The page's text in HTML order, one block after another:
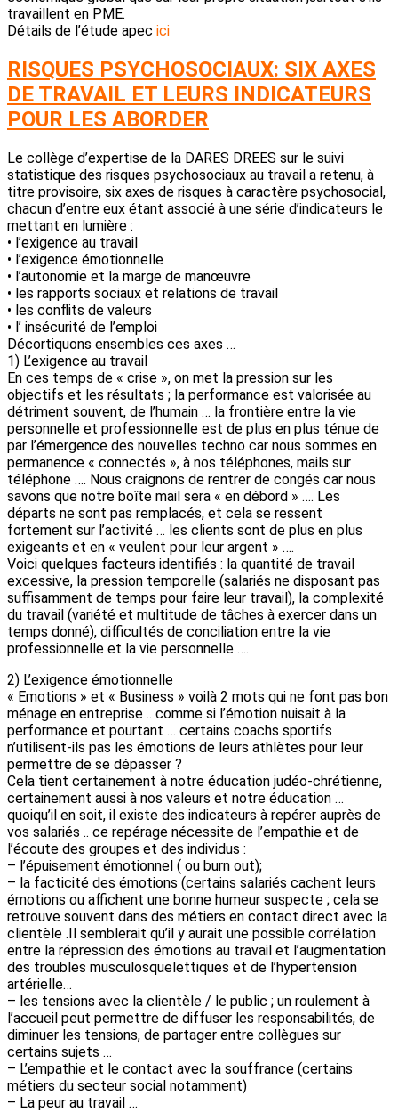
travaillent en PME.
Détails de l’étude apec ici
RISQUES PSYCHOSOCIAUX: SIX AXES
DE TRAVAIL ET LEURS INDICATEURS
POUR LES ABORDER
Le collège d’expertise de la DARES DREES sur le suivi
statistique des risques psychosociaux au travail a retenu, à
titre provisoire, six axes de risques à caractère psychosocial,
chacun d’entre eux étant associé à une série d’indicateurs le
mettant en lumière :
• l’exigence au travail
• l’exigence émotionnelle
• l’autonomie et la marge de manœuvre
• les rapports sociaux et relations de travail
• les conflits de valeurs
• l’ insécurité de l’emploi
Décortiquons ensembles ces axes …
1) L’exigence au travail
En ces temps de « crise », on met la pression sur les
objectifs et les résultats ; la performance est valorisée au
détriment souvent, de l’humain … la frontière entre la vie
personnelle et professionnelle est de plus en plus ténue de
par l’émergence des nouvelles techno car nous sommes en
permanence « connectés », à nos téléphones, mails sur
téléphone …. Nous craignons de rentrer de congés car nous
savons que notre boîte mail sera « en débord » …. Les
départs ne sont pas remplacés, et cela se ressent
fortement sur l’activité … les clients sont de plus en plus
exigeants et en « veulent pour leur argent » ….
Voici quelques facteurs identifiés : la quantité de travail
excessive, la pression temporelle (salariés ne disposant pas
suffisamment de temps pour faire leur travail), la complexité
du travail (variété et multitude de tâches à exercer dans un
temps donné), difficultés de conciliation entre la vie
professionnelle et la vie personnelle ….
2) L’exigence émotionnelle
« Emotions » et « Business » voilà 2 mots qui ne font pas bon
ménage en entreprise .. comme si l’émotion nuisait à la
performance et pourtant … certains coachs sportifs
n’utilisent-ils pas les émotions de leurs athlètes pour leur
permettre de se dépasser ?
Cela tient certainement à notre éducation judéo-chrétienne,
certainement aussi à nos valeurs et notre éducation …
quoiqu’il en soit, il existe des indicateurs à repérer auprès de
vos salariés .. ce repérage nécessite de l’empathie et de
l’écoute des groupes et des individus :
– l’épuisement émotionnel ( ou burn out);
– la facticité des émotions (certains salariés cachent leurs
émotions ou affichent une bonne humeur suspecte ; cela se
retrouve souvent dans des métiers en contact direct avec la
clientèle .Il semblerait qu’il y aurait une possible corrélation
entre la répression des émotions au travail et l’augmentation
des troubles musculosquelettiques et de l’hypertension
artérielle…
– les tensions avec la clientèle / le public ; un roulement à
l’accueil peut permettre de diffuser les responsabilités, de
diminuer les tensions, de partager entre collègues sur
certains sujets …
– L’empathie et le contact avec la souffrance (certains
métiers du secteur social notamment)
– La peur au travail …